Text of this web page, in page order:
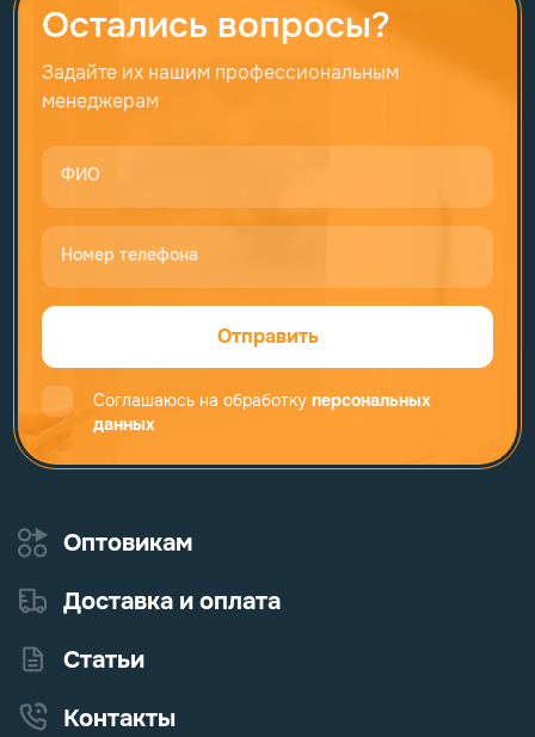
Остались вопросы?
Задайте их нашим профессиональным
менеджерам
ФИО
Номер телефона
Отправить
Соглашаюсь на обработку персональных
данных
Оптовикам
Доставка и оплата
Статьи
Контакты